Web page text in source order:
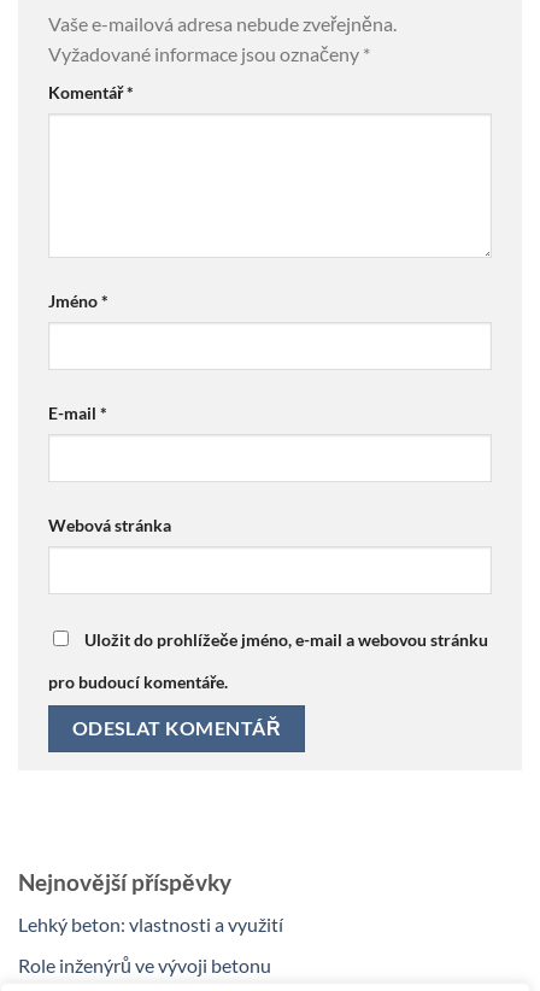
Vaše e-mailová adresa nebude zveřejněna.
Vyžadované informace jsou označeny *
Komentář*
Jméno*
E-mail *
Webová stránka
Uložit do prohlížeče jméno, e-mail a webovou stránku
pro budoucí komentáře.
Nejnovější příspěvky
Lehký beton: vlastnosti a využití
Role inženýrů ve vývoji betonu